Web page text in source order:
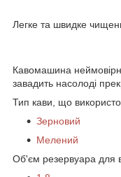
Легке та швидке
Кавомашина
завадить насолоді
Тип кави, що
Зерновий
Мелений
Об'єм резервуара для